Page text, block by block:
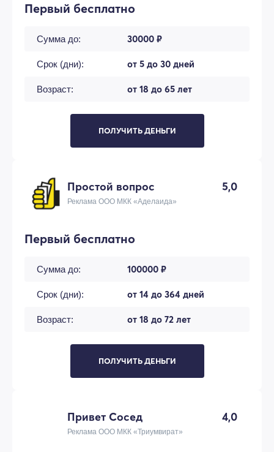
Первый бесплатно
Сумма до: 30000 ₽
Срок (дни): от 5 до 30 дней
Возраст: от 18 до 65 лет
ПОЛУЧИТЬ ДЕНЬГИ
Простой вопрос 5,0
Реклама ООО МКК «Аделаида»
Первый бесплатно
Сумма до: 100000 ₽
Срок (дни): от 14 до 364 дней
Возраст: от 18 до 72 лет
ПОЛУЧИТЬ ДЕНЬГИ
Привет Сосед 4,0
Реклама ООО МКК «Триумвират»